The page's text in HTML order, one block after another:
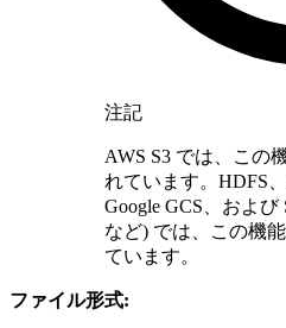
注記
AWS S3 では、この
れています。HDFS、
Google GCS、およ
など) では、この機
ています。
ファイル形式: